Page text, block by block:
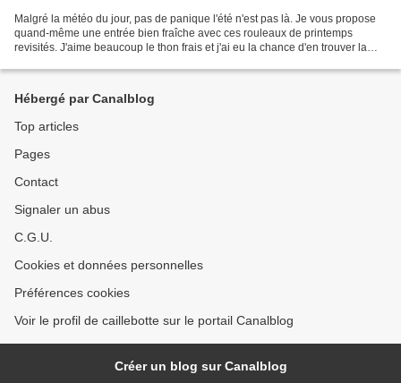
Malgré la météo du jour, pas de panique l'été n'est pas là. Je vous propose
quand-même une entrée bien fraîche avec ces rouleaux de printemps
revisités. J'aime beaucoup le thon frais et j'ai eu la chance d'en trouver la
Hébergé par Canalblog
Top articles
Pages
Contact
Signaler un abus
C.G.U.
Cookies et données personnelles
Préférences cookies
Voir le profil de caillebotte sur le portail Canalblog
Créer un blog sur Canalblog